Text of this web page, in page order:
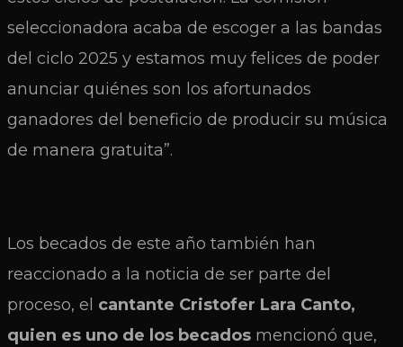
seleccionadora acaba de escoger a las bandas
del ciclo 2025 y estamos muy felices de poder
anunciar quiénes son los afortunados
ganadores del beneficio de producir su música
de manera gratuita”.
Los becados de este año también han
reaccionado a la noticia de ser parte del
proceso, el cantante Cristofer Lara Canto,
quien es uno de los becados mencionó que,